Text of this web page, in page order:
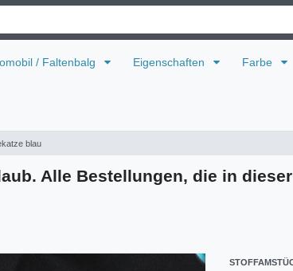
/ Faltenbalg Eigenschaften Farbe
blau
Alle Bestellungen, die in